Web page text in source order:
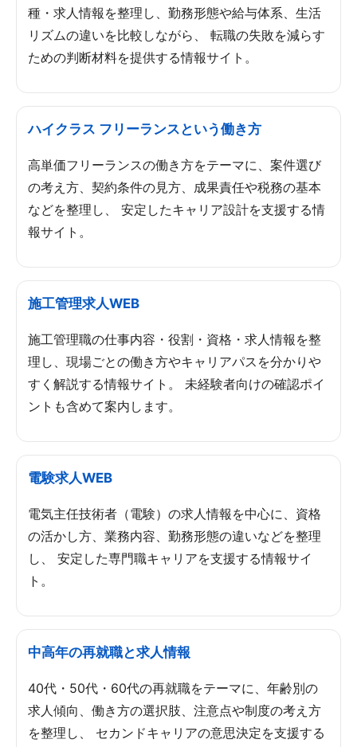
種・求人情報を整理し、勤務形態や給与体系、生活
リズムの違いを比較しながら、 転職の失敗を減らす
ための判断材料を提供する情報サイト。
ハイクラス フリーランスという働き方
高単価フリーランスの働き方をテーマに、案件選び
の考え方、契約条件の見方、成果責任や税務の基本
などを整理し、 安定したキャリア設計を支援する情
報サイト。
施工管理求人WEB
施工管理職の仕事内容・役割・資格・求人情報を整
理し、現場ごとの働き方やキャリアパスを分かりや
すく解説する情報サイト。 未経験者向けの確認ポイ
ントも含めて案内します。
電験求人WEB
電気主任技術者（電験）の求人情報を中心に、資格
の活かし方、業務内容、勤務形態の違いなどを整理
し、 安定した専門職キャリアを支援する情報サイ
ト。
中高年の再就職と求人情報
40代・50代・60代の再就職をテーマに、年齢別の
求人傾向、働き方の選択肢、注意点や制度の考え方
を整理し、 セカンドキャリアの意思決定を支援する